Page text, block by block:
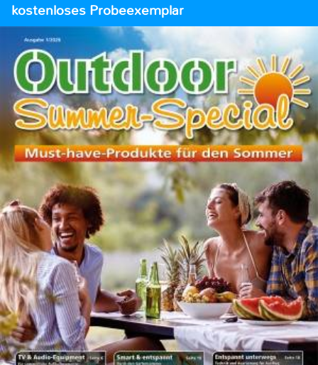
kostenloses Probeexemplar